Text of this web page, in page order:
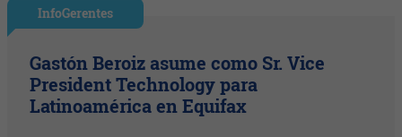
InfoGerentes
Gastón Beroiz asume como Sr. Vice
President Technology para
Latinoamérica en Equifax